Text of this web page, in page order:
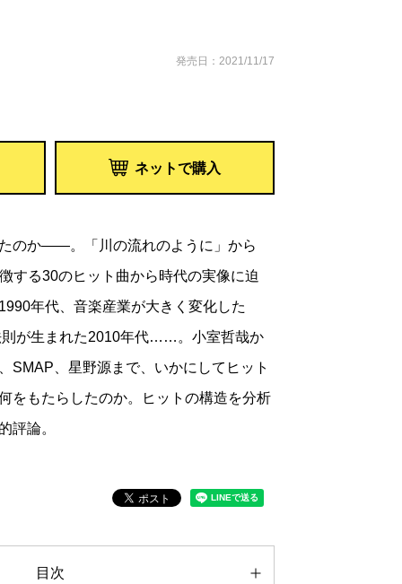
発売日：2021/11/17
ネットで購入
のか――。「川の流れのように」から
する30のヒット曲から時代の実像に迫
年代、音楽産業が大きく変化した
則が生まれた2010年代……。小室哲哉か
SMAP、星野源まで、いかにしてヒット
をもたらしたのか。ヒットの構造を分析
評論。
目次